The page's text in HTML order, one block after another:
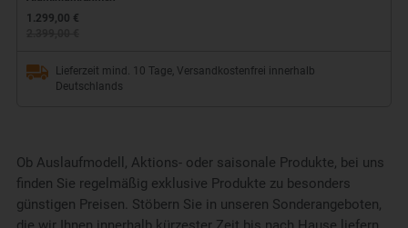
1.299,00 €
Lieferzeit mind. 10 Tage, Versandkostenfrei innerhalb
Deutschlands
Ob Auslaufmodell, Aktions- oder saisonale Produkte, bei uns
finden Sie regelmäßig exklusive Produkte zu besonders
günstigen Preisen. Stöbern Sie in unseren Sonderangeboten,